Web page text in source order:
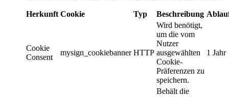
Herkunft Cookie Typ Beschreibung
Cookie
Consent
mysign_cookiebanner HTTP
Wird benötigt,
um die vom
Nutzer
ausgewählten
Cookie-
Präferenzen zu
speichern.
1 Jahr
Behält die